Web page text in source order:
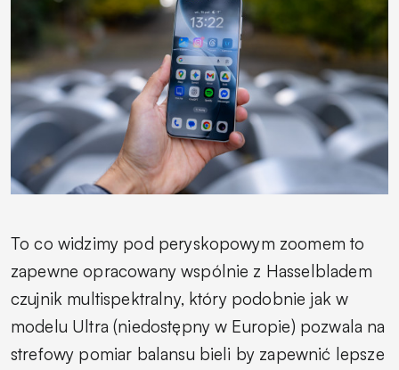
To co widzimy pod peryskopowym zoomem to
zapewne opracowany wspólnie z Hasselbladem
czujnik multispektralny, który podobnie jak w
modelu Ultra (niedostępny w Europie) pozwala na
strefowy pomiar balansu bieli by zapewnić lepsze